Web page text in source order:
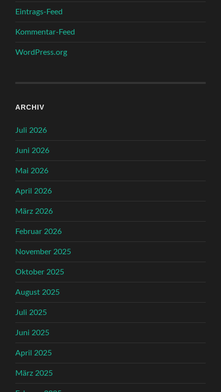
Eintrags-Feed
Kommentar-Feed
WordPress.org
ARCHIV
Juli 2026
Juni 2026
Mai 2026
April 2026
März 2026
Februar 2026
November 2025
Oktober 2025
August 2025
Juli 2025
Juni 2025
April 2025
März 2025